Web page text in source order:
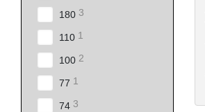
180 3
110 1
100 2
77 1
74 3